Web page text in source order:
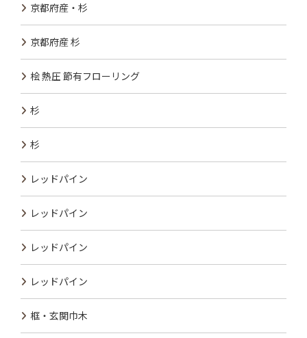
京都府産・杉
京都府産 杉
桧 熱圧 節有フローリング
杉
杉
レッドパイン
レッドパイン
レッドパイン
レッドパイン
框・玄関巾木